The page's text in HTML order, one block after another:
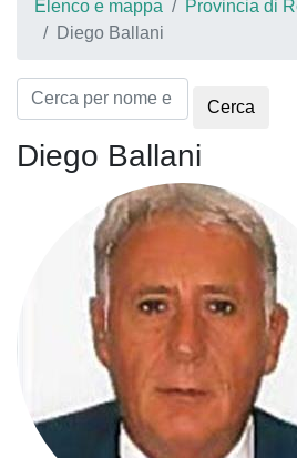
Elenco e mappa
Provincia di
Diego Ballani
Cerca
Diego Ballani